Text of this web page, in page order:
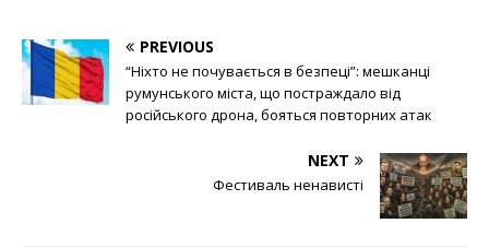
PREVIOUS
“Ніхто не почувається в безпеці”: мешканці
румунського міста, що постраждало від
російського дрона, бояться повторних атак
NEXT
Фестиваль ненависті